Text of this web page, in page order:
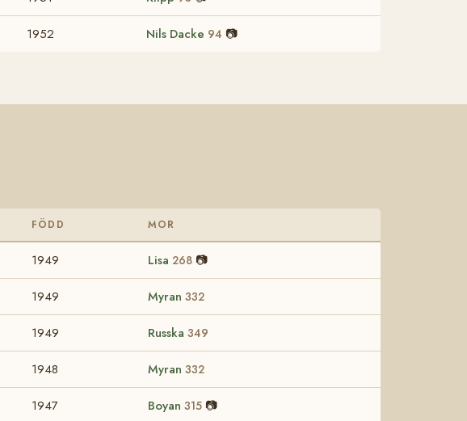
1952 Nils Dacke 94 📷
FÖDD MOR
1949 Lisa 268 📷
1949 Myran 332
1949 Russka 349
1948 Myran 332
1947 Boyan 315 📷